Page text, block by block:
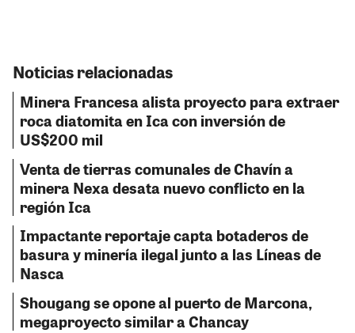
Noticias relacionadas
Minera Francesa alista proyecto para extraer
roca diatomita en Ica con inversión de
US$200 mil
Venta de tierras comunales de Chavín a
minera Nexa desata nuevo conflicto en la
región Ica
Impactante reportaje capta botaderos de
basura y minería ilegal junto a las Líneas de
Nasca
Shougang se opone al puerto de Marcona,
megaproyecto similar a Chancay